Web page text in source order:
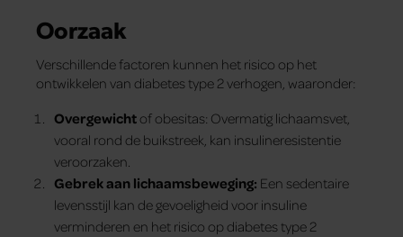
Oorzaak
Verschillende factoren kunnen het risico op het
ontwikkelen van diabetes type 2 verhogen, waaronder:
Overgewicht of obesitas: Overmatig lichaamsvet,
vooral rond de buikstreek, kan insulineresistentie
veroorzaken.
Gebrek aan lichaamsbeweging: Een sedentaire
levensstijl kan de gevoeligheid voor insuline
verminderen en het risico op diabetes type 2